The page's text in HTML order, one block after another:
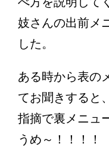
妓さんの出前メ
した。
ある時から表の
てお聞きすると
指摘で裏メニュ
うめ～！！！！